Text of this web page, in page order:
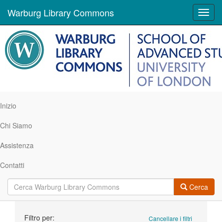
Warburg Library Commons
Inizio
Chi Siamo
Assistenza
Contatti
Cerca
Cancellare i filtri
Filtro per: